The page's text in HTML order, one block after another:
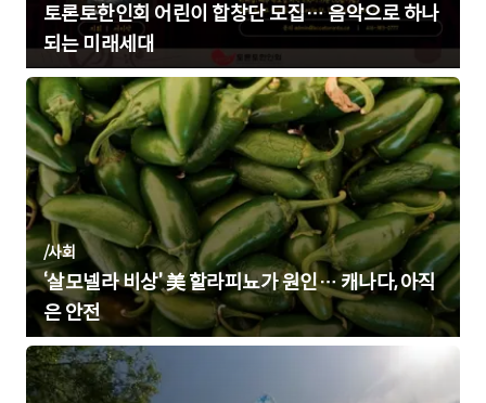
토론토한인회 어린이 합창단 모집… 음악으로 하나
되는 미래세대
/사회
‘살모넬라 비상’ 美 할라피뇨가 원인… 캐나다, 아직
은 안전